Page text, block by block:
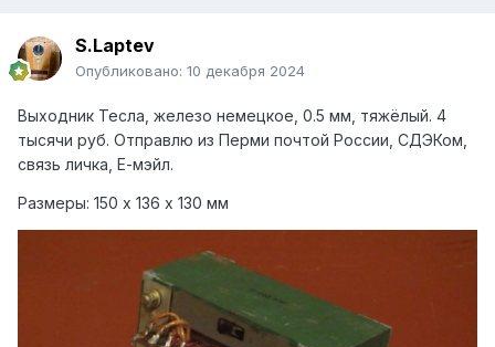
S.Laptev
Опубликовано: 10 декабря 2024
Выходник Тесла, железо немецкое, 0.5 мм, тяжёлый. 4
тысячи руб. Отправлю из Перми почтой России, СДЭКом,
связь личка, Е-мэйл.
Размеры: 150 х 136 х 130 мм